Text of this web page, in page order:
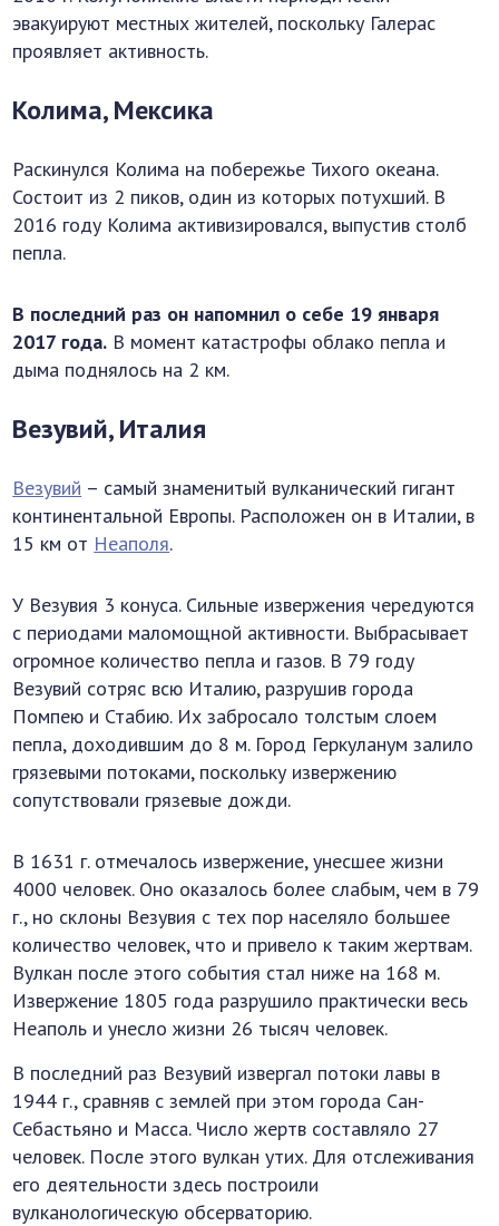
эвакуируют местных жителей, поскольку Галерас
проявляет активность.
Колима, Мексика
Раскинулся Колима на побережье Тихого океана.
Состоит из 2 пиков, один из которых потухший. В
2016 году Колима активизировался, выпустив столб
пепла.
В последний раз он напомнил о себе 19 января
2017 года. В момент катастрофы облако пепла и
дыма поднялось на 2 км.
Везувий, Италия
Везувий – самый знаменитый вулканический гигант
континентальной Европы. Расположен он в Италии, в
15 км от Неаполя.
У Везувия 3 конуса. Сильные извержения чередуются
с периодами маломощной активности. Выбрасывает
огромное количество пепла и газов. В 79 году
Везувий сотряс всю Италию, разрушив города
Помпею и Стабию. Их забросало толстым слоем
пепла, доходившим до 8 м. Город Геркуланум залило
грязевыми потоками, поскольку извержению
сопутствовали грязевые дожди.
В 1631 г. отмечалось извержение, унесшее жизни
4000 человек. Оно оказалось более слабым, чем в 79
г., но склоны Везувия с тех пор населяло большее
количество человек, что и привело к таким жертвам.
Вулкан после этого события стал ниже на 168 м.
Извержение 1805 года разрушило практически весь
Неаполь и унесло жизни 26 тысяч человек.
В последний раз Везувий извергал потоки лавы в
1944 г., сравняв с землей при этом города Сан-
Себастьяно и Масса. Число жертв составляло 27
человек. После этого вулкан утих. Для отслеживания
его деятельности здесь построили
вулканологическую обсерваторию.